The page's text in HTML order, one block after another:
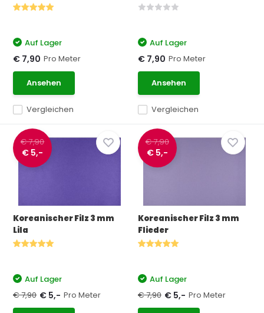
Vergleichen
Auf Lager
€ 7,90 Pro Meter
Ansehen
Vergleichen
Auf Lager
€ 7,90 Pro Meter
Ansehen
€ 7,90
€ 5,-
Koreanischer Filz 3 mm
Lila
Auf Lager
€ 7,90 € 5,- Pro Meter
€ 7,90
€ 5,-
Koreanischer Filz 3 mm
Flieder
Auf Lager
€ 7,90 € 5,- Pro Meter